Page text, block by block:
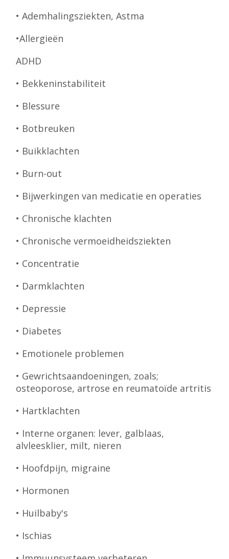
• Ademhalingsziekten, Astma
•Allergieën
ADHD
• Bekkeninstabiliteit
• Blessure
• Botbreuken
• Buikklachten
• Burn-out
• Bijwerkingen van medicatie en operaties
• Chronische klachten
• Chronische vermoeidheidsziekten
• Concentratie
• Darmklachten
• Depressie
• Diabetes
• Emotionele problemen
• Gewrichtsaandoeningen, zoals;
osteoporose, artrose en reumatoïde artritis
• Hartklachten
• Interne organen: lever, galblaas,
alvleesklier, milt, nieren
• Hoofdpijn, migraine
• Hormonen
• Huilbaby's
• Ischias